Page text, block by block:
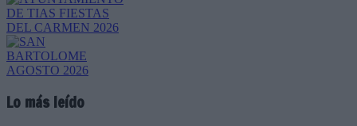
Lo más leído